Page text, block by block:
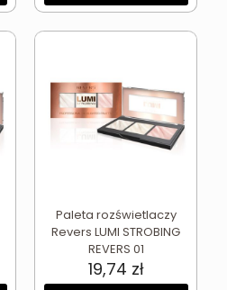
Paleta rozświetlaczy
Revers LUMI STROBING
REVERS 01
19,74 zł